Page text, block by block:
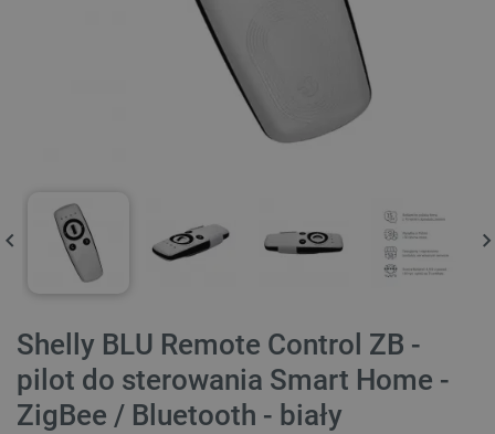
Shelly BLU Remote Control ZB -
pilot do sterowania Smart Home -
ZigBee / Bluetooth - biały